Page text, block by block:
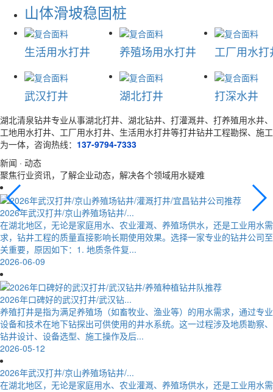
山体滑坡稳固桩
生活用水打井 养殖场用水打井 工厂用水打
武汉打井 湖北打井 打深水井
湖北清泉钻井专业从事湖北打井、湖北钻井、打灌溉井、打养殖用水井、
工地用水打井、工厂用水打井、生活用水打井等打井钻井工程勘探、施工
为一体，咨询热线： 137-9794-7333
新闻 · 动态
聚焦行业资讯，了解企业动态，解决各个领域用水疑难
2026年武汉打井/京山养殖场钻井/...
在湖北地区，无论是家庭用水、农业灌溉、养殖场供水，还是工业用水需
求，钻井工程的质量直接影响长期使用效果。选择一家专业的钻井公司至
关重要，原因如下：1. 地质条件复...
2026-06-09
2026年口碑好的武汉打井/武汉钻...
养殖打井是指为满足养殖场（如畜牧业、渔业等）的用水需求，通过专业
设备和技术在地下钻探出可供使用的井水系统。这一过程涉及地质勘察、
钻井设计、设备选型、施工操作及后...
2026-05-12
2026年武汉打井/京山养殖场钻井/...
在湖北地区，无论是家庭用水、农业灌溉、养殖场供水，还是工业用水需